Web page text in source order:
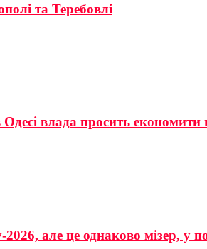
та Теребовлі
Одесі влада просить економити
2026, але це однаково мізер,